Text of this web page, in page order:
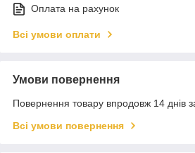
Оплата на рахунок
Всі умови оплати
Умови повернення
Повернення товару впродовж 14 днів
Всі умови повернення